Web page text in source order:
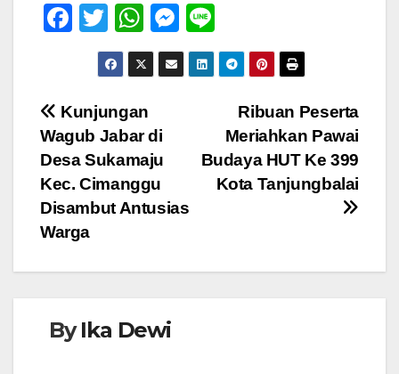
F
e
b
o
o
k
T
wi
tt
er
W
h
at
s
A
p
p
M
e
ss
n
e
Navigasi
pos
Ribuan Peserta
Meriahkan Pawai
Budaya HUT Ke 399
Kota Tanjungbalai
Kunjungan
Wagub Jabar di
Desa Sukamaju
Kec. Cimanggu
Disambut Antusias
Warga
ByIka Dewi